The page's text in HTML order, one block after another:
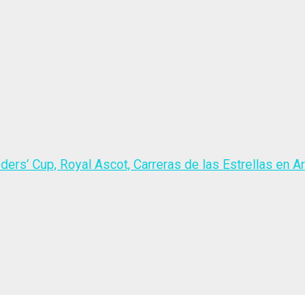
Cup, Royal Ascot, Carreras de las Estrellas en